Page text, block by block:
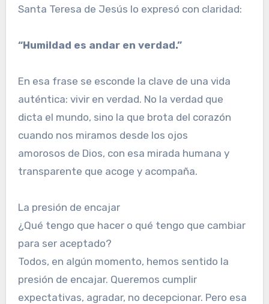
Santa Teresa de Jesús lo expresó con claridad:
“Humildad es andar en verdad.”
En esa frase se esconde la clave de una vida
auténtica: vivir en verdad. No la verdad que
dicta el mundo, sino la que brota del corazón
cuando nos miramos desde los ojos
amorosos de Dios, con esa mirada humana y
transparente que acoge y acompaña.
La presión de encajar
¿Qué tengo que hacer o qué tengo que cambiar
para ser aceptado?
Todos, en algún momento, hemos sentido la
presión de encajar. Queremos cumplir
expectativas, agradar, no decepcionar. Pero esa